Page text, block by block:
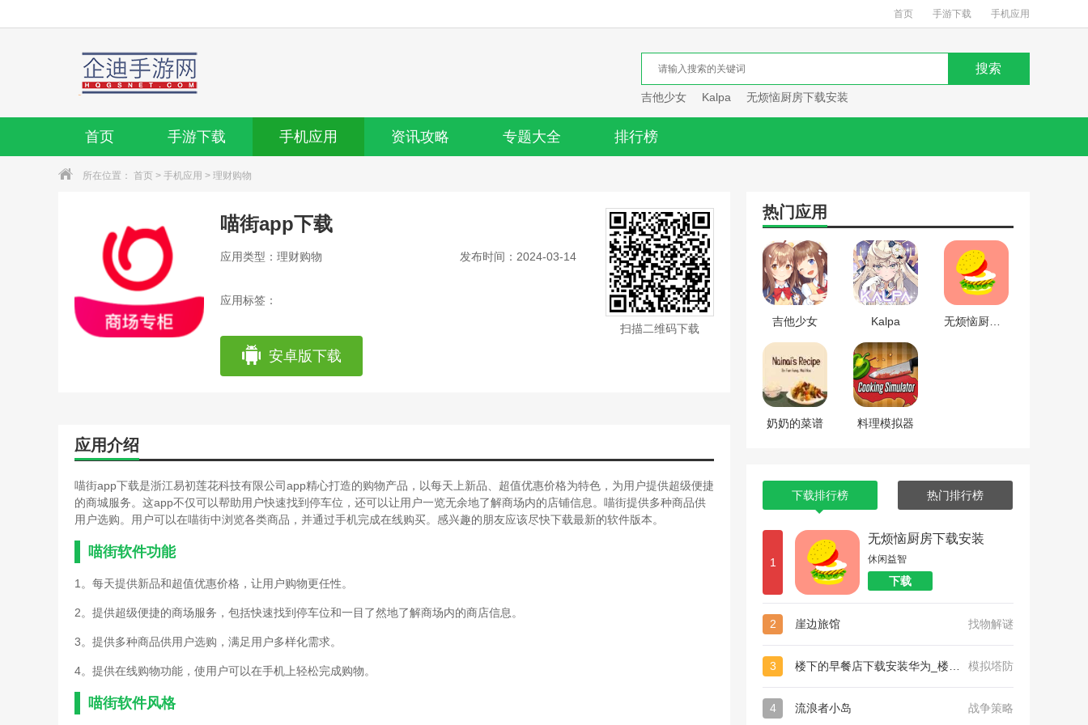
首页 手游下载 手机应用
吉他少女 Kalpa 无烦恼厨房下载安装
首页 手游下载 手机应用 资讯攻略 专题大全 排行榜
所在位置： 首页 > 手机应用 > 理财购物
喵街app下载
应用类型：理财购物 发布时间：2024-03-14
应用标签：
安卓版下载
扫描二维码下载
应用介绍
喵街app下载是浙江易初莲花科技有限公司app精心打造的购物产品，以每天上新品、超值优惠价格为特色，为用户提供超级便捷
的商城服务。这app不仅可以帮助用户快速找到停车位，还可以让用户一览无余地了解商场内的店铺信息。喵街提供多种商品供
用户选购。用户可以在喵街中浏览各类商品，并通过手机完成在线购买。感兴趣的朋友应该尽快下载最新的软件版本。
喵街软件功能
1。每天提供新品和超值优惠价格，让用户购物更任性。
2。提供超级便捷的商场服务，包括快速找到停车位和一目了然地了解商场内的商店信息。
3。提供多种商品供用户选购，满足用户多样化需求。
4。提供在线购物功能，使用户可以在手机上轻松完成购物。
喵街软件风格
热门应用
吉他少女 Kalpa
奶奶的菜谱 料理模拟器
下载排行榜 热门排行榜
1
无烦恼厨房下载安装
休闲益智
下载
2 崖边旅馆 找物解谜
3 模拟塔防
4 流浪者小岛 战争策略